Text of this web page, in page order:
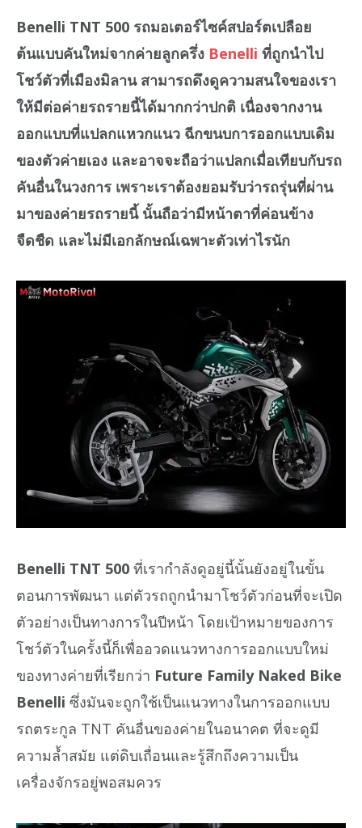
Benelli TNT 500 รถมอเตอร์ไซค์สปอร์ตเปลือย
ต้นแบบคันใหม่จากค่ายลูกครึ่ง Benelli ที่ถูกนำไป
โชว์ตัวที่เมืองมิลาน สามารถดึงดูความสนใจของเรา
ให้มีต่อค่ายรถรายนี้ได้มากกว่าปกติ เนื่องจากงาน
ออกแบบที่แปลกแหวกแนว ฉีกขนบการออกแบบเดิม
ของตัวค่ายเอง และอาจจะถือว่าแปลกเมื่อเทียบกับรถ
คันอื่นในวงการ เพราะเราต้องยอมรับว่ารถรุ่นที่ผ่าน
มาของค่ายรถรายนี้ นั้นถือว่ามีหน้าตาที่ค่อนข้าง
จืดชืด และไม่มีเอกลักษณ์เฉพาะตัวเท่าไรนัก
Benelli TNT 500 ที่เรากำลังดูอยู่นี้นั้นยังอยู่ในขั้น
ตอนการพัฒนา แต่ตัวรถถูกนำมาโชว์ตัวก่อนที่จะเปิด
ตัวอย่างเป็นทางการในปีหน้า โดยเป้าหมายของการ
โชว์ตัวในครั้งนี้ก็เพื่ออวดแนวทางการออกแบบใหม่
ของทางค่ายที่เรียกว่า Future Family Naked Bike
Benelli ซึ่งมันจะถูกใช้เป็นแนวทางในการออกแบบ
รถตระกูล TNT คันอื่นของค่ายในอนาคต ที่จะดูมี
ความล้ำสมัย แต่ดิบเถื่อนและรู้สึกถึงความเป็น
เครื่องจักรอยู่พอสมควร